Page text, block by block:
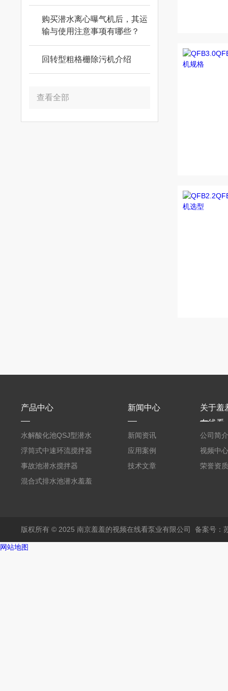
购买潜水离心曝气机后，其运
输与使用注意事项有哪些？
回转型粗格栅除污机介绍
查看全部
产品中心
水解酸化池QSJ型潜水
羞羞APP在线下载
浮筒式中速环流搅拌器
事故池潜水搅拌器
混合式排水池潜水羞羞
新闻中心
新闻资讯
应用案例
技术文章
关于羞
在线看
公司简介
视频中心
荣誉资质
版权所有 © 2025 南京羞羞的视频在线看泵业有限公司 备案号
网站地图